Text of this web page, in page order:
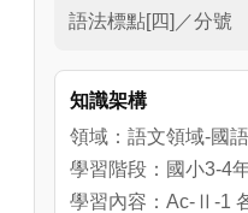
語法標點[四]／分號
知識架構
領域：語文領域-國
學習階段：國小3-4
學習內容：Ac-Ⅱ-1